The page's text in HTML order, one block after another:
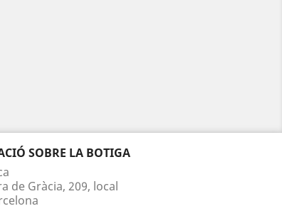
SOBRE LA BOTIGA
de Gràcia, 209, local